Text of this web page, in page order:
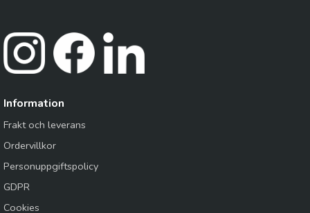
Information
Frakt och leverans
Ordervillkor
Personuppgiftspolicy
GDPR
Cookies